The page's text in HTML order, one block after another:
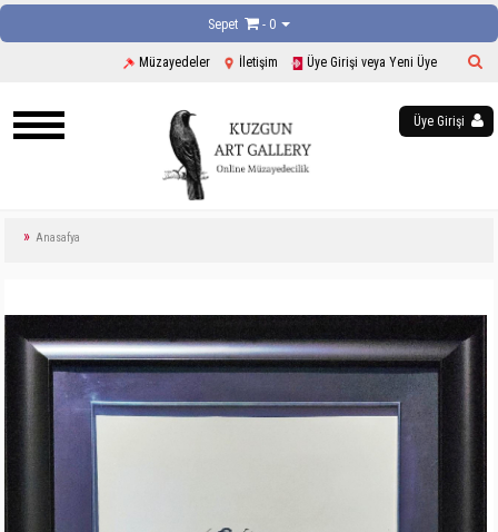
Sepet - 0
Müzayedeler İletişim Üye Girişi veya Yeni Üye
Üye Girişi
Anasafya